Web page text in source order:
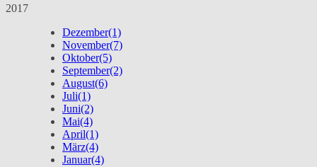
2017
Dezember(1)
November(7)
Oktober(5)
September(2)
August(6)
Juli(1)
Juni(2)
Mai(4)
April(1)
März(4)
Januar(4)